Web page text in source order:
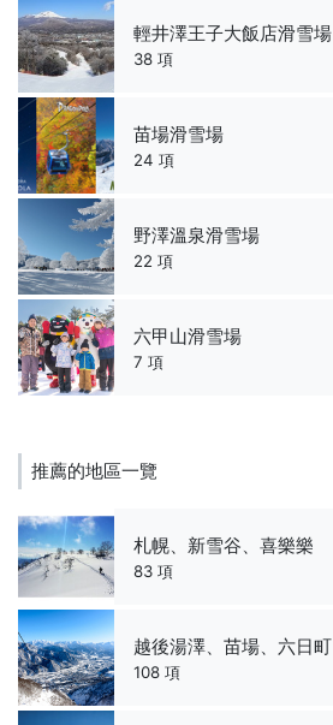
輕井澤王子大飯店滑雪場
38 項
苗場滑雪場
24 項
野澤溫泉滑雪場
22 項
六甲山滑雪場
7 項
推薦的地區一覽
札幌、新雪谷、喜樂樂
83 項
越後湯澤、苗場、六日町
108 項